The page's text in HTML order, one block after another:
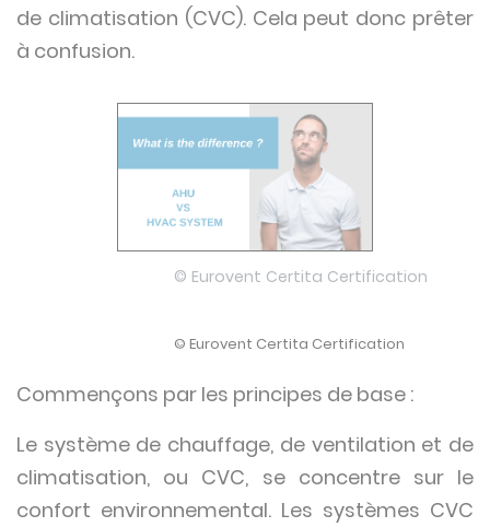
de climatisation (CVC). Cela peut donc prêter
à confusion.
© Eurovent Certita Certification
© Eurovent Certita Certification
Commençons par les principes de base :
Le système de chauffage, de ventilation et de
climatisation, ou CVC, se concentre sur le
confort environnemental. Les systèmes CVC